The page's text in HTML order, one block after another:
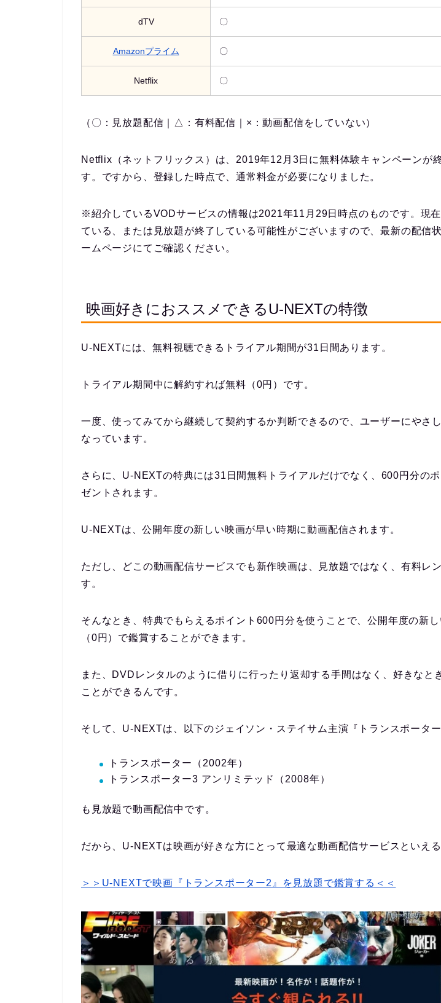
dTV 〇
Amazonプライム 〇
Netflix 〇
（〇：見放題配信｜△：有料配信｜×：動画配信をしていない）
Netflix（ネットフリックス）は、2019年12月3日に無料体験キャンペーンが
す。ですから、登録した時点で、通常料金が必要になりました。
※紹介しているVODサービスの情報は2021年11月29日時点のものです。現
ている、または見放題が終了している可能性がございますので、最新の配信
ームページにてご確認ください。
映画好きにおススメできるU-NEXTの特徴
U-NEXTには、無料視聴できるトライアル期間が31日間あります。
トライアル期間中に解約すれば無料（0円）です。
一度、使ってみてから継続して契約するか判断できるので、ユーザーにやさ
なっています。
さらに、U-NEXTの特典には31日間無料トライアルだけでなく、600円分の
ゼントされます。
U-NEXTは、公開年度の新しい映画が早い時期に動画配信されます。
ただし、どこの動画配信サービスでも新作映画は、見放題ではなく、有料レ
す。
そんなとき、特典でもらえるポイント600円分を使うことで、公開年度の新
（0円）で鑑賞することができます。
また、DVDレンタルのように借りに行ったり返却する手間はなく、好きなと
ことができるんです。
そして、U-NEXTは、以下のジェイソン・ステイサム主演『トランスポータ
トランスポーター（2002年）
トランスポーター3 アンリミテッド（2008年）
も見放題で動画配信中です。
だから、U-NEXTは映画が好きな方にとって最適な動画配信サービスといえる
＞＞U-NEXTで映画『トランスポーター2』を見放題で鑑賞する＜＜